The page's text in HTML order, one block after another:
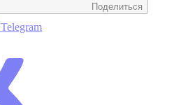
Поделиться
Telegram